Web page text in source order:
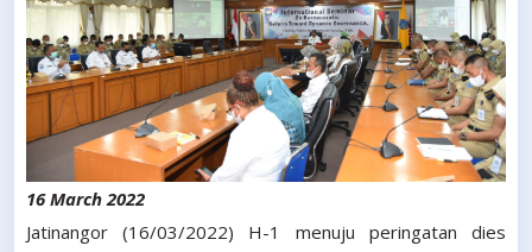
16 March 2022
Jatinangor (16/03/2022) H-1 menuju peringatan dies